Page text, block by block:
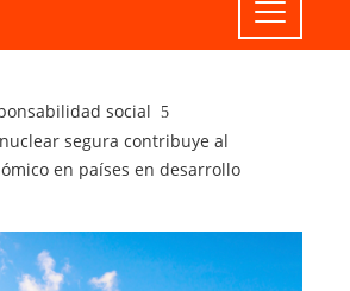
social
segura contribuye al
en países en desarrollo